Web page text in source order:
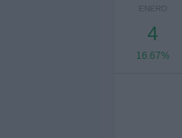
ENERO
4
16.67%